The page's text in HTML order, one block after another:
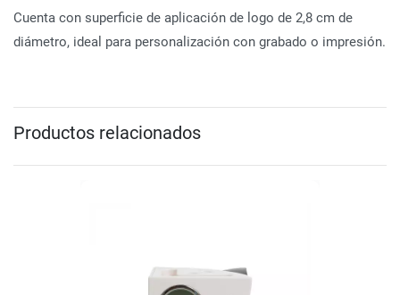
Cuenta con superficie de aplicación de logo de 2,8 cm de
diámetro, ideal para personalización con grabado o impresión.
Productos relacionados